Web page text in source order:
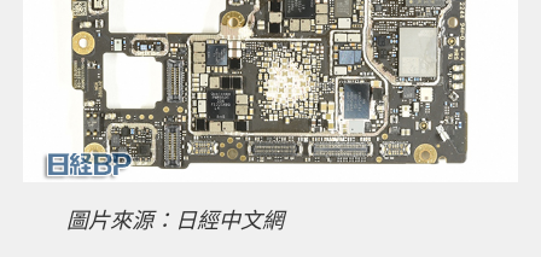
圖片來源：日經中文網